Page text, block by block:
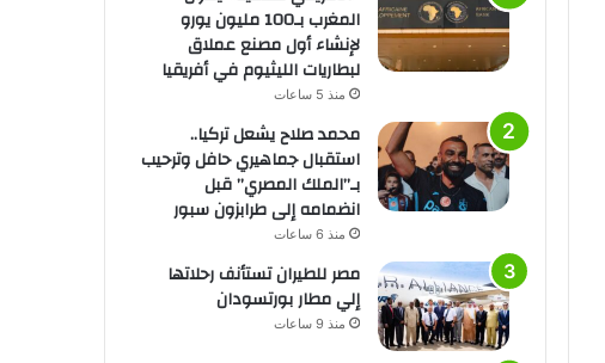
المغرب بـ100 مليون يورو
لإنشاء أول مصنع عملاق
لبطاريات الليثيوم في أفريقيا
منذ 5 ساعات
محمد صلاح يشعل تركيا..
استقبال جماهيري حافل وترحيب
بـ”الملك المصري” قبل
انضمامه إلى طرابزون سبور
منذ 6 ساعات
مصر للطيران تستأنف رحلاتها
إلي مطار بورتسودان
منذ 9 ساعات